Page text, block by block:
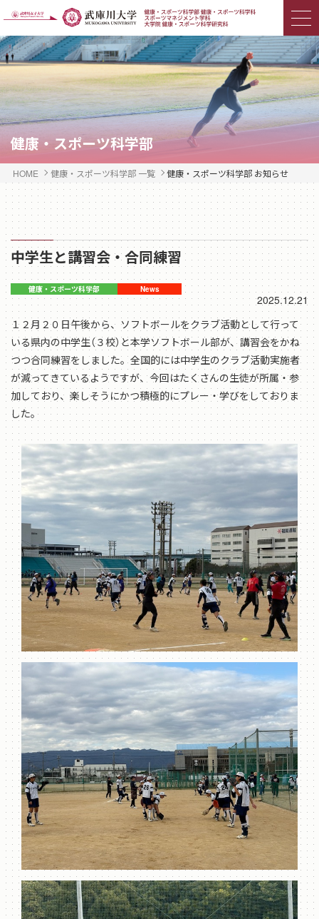
健康・スポーツ科学部
HOME 健康・スポーツ科学部 一覧 健康・スポーツ科学部 お知らせ
中学生と講習会・合同練習
2025.12.21
１２月２０日午後から、ソフトボールをクラブ活動として行って
いる県内の中学生（３校）と本学ソフトボール部が、講習会をかね
つつ合同練習をしました。全国的には中学生のクラブ活動実施者
が減ってきているようですが、今回はたくさんの生徒が所属・参
加しており、楽しそうにかつ積極的にプレー・学びをしておりま
した。